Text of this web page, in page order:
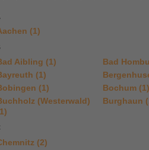
(1)
Aibling (1)
Bad
(1)
(1)
Bochum (1)
(Westerwald)
Burghaun
(2)